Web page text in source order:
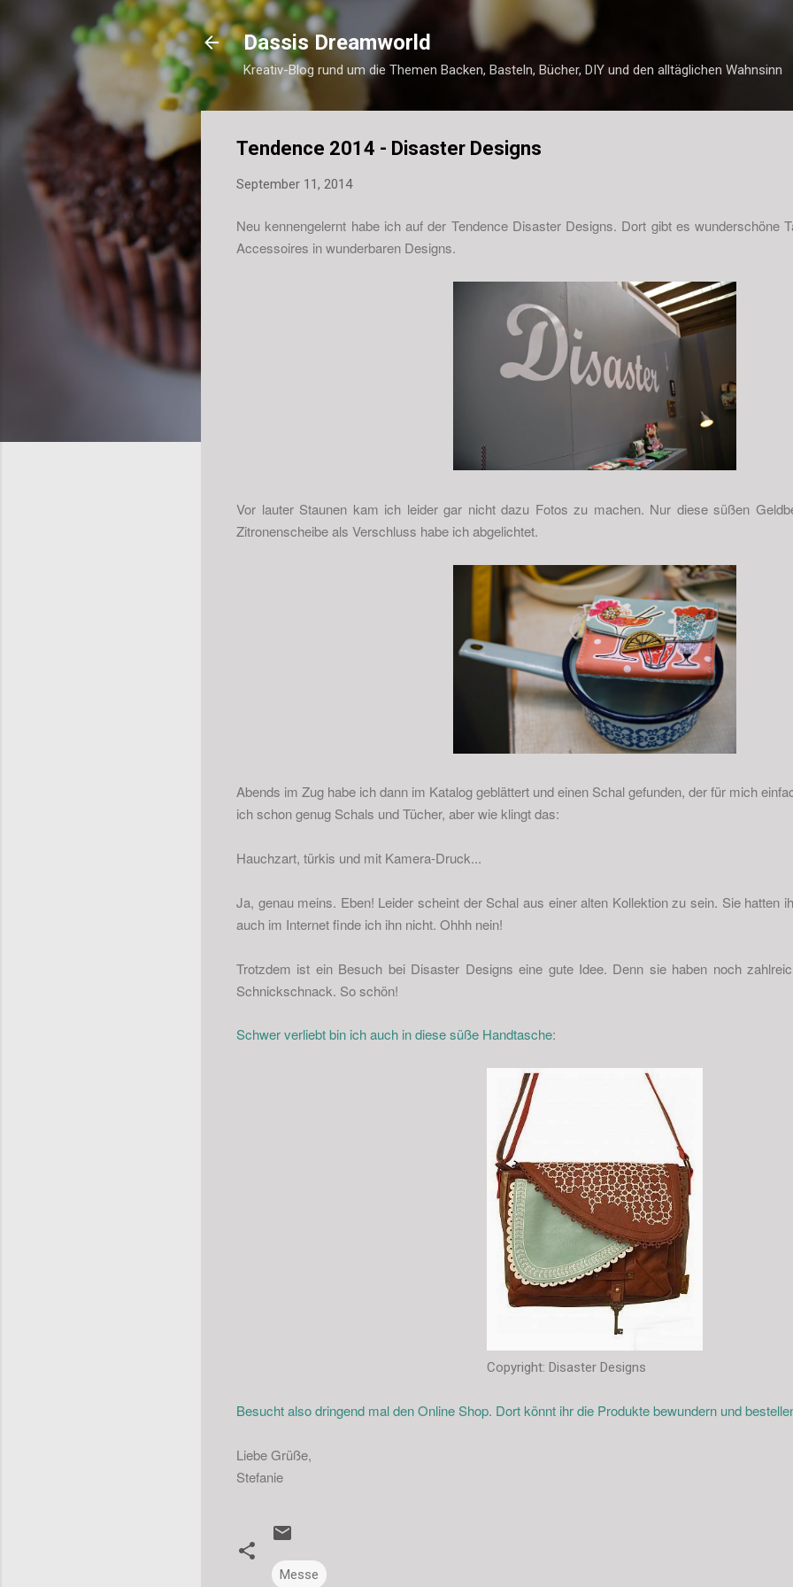
Direkt zum Hauptbereich
Dassis Dreamworld
Kreativ-Blog rund um die Themen Backen, Basteln, Bücher, DIY und den alltäglichen Wahnsinn
Tendence 2014 - Disaster Designs
September 11, 2014
Neu kennengelernt habe ich auf der Tendence Disaster Designs. Dort gibt es wunderschöne
Accessoires in wunderbaren Designs.
Vor lauter Staunen kam ich leider gar nicht dazu Fotos zu machen. Nur diese süßen
Zitronenscheibe als Verschluss habe ich abgelichtet.
Abends im Zug habe ich dann im Katalog geblättert und einen Schal gefunden, der für mich
ich schon genug Schals und Tücher, aber wie klingt das:
Hauchzart, türkis und mit Kamera-Druck...
Ja, genau meins. Eben! Leider scheint der Schal aus einer alten Kollektion zu sein. Sie hatten
auch im Internet finde ich ihn nicht. Ohhh nein!
Trotzdem ist ein Besuch bei Disaster Designs eine gute Idee. Denn sie haben noch
Schnickschnack. So schön!
Schwer verliebt bin ich auch in diese süße Handtasche:
Copyright: Disaster Designs
Besucht also dringend mal den Online Shop. Dort könnt ihr die Produkte bewundern und
Liebe Grüße,
Stefanie
Messe